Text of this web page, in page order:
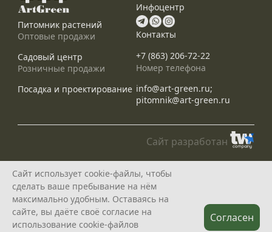
Сайт использует cookie-файлы, чтобы
сделать ваше пребывание на нём
максимально удобным. Оставаясь на
сайте, вы даёте своё согласие на
использование cookie-файлов
Согласен
Питомник растений
Оптовые продажи
Садовый центр
Розничные продажи
Посадка и проектирование
Инфоцентр
Контакты
+7 (863) 206-72-22
Номер телефона
info@art-green.ru;
pitomnik@art-green.ru
© ARTGREEN, 2015-2026
*Данное предложение не является публичной офертой, определяемой
положениями статей 435, 437 Гражданского Кодекса РФ, и носит
исключительно информационный характер
Политика конфедециальности
Сайт разработан